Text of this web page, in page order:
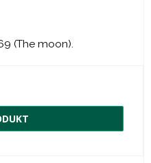
(The moon).